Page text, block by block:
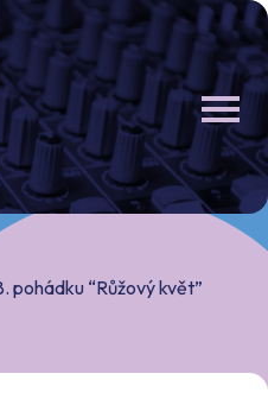
pohádku “Růžový květ”